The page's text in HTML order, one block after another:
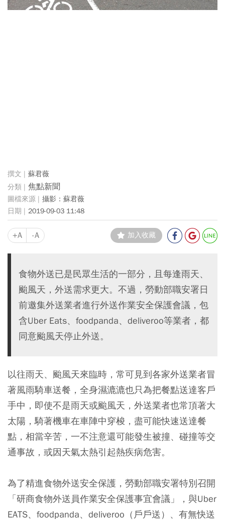
蘇君薇
焦點新聞
攝影：蘇君薇
2019-09-03 11:48
+A -A 加入收藏
食物外送已是民眾生活的一部分，且每逢雨天、
颱風天，外送需求更大。不過，勞動部職安署日
前邀集外送業者進行外送作業安全保護會議，包
含Uber Eats、foodpanda、deliveroo等業者，都
同意颱風天停止外送。
以往雨天、颱風天來臨時，常可見到各家外送業者冒
著風雨騎車送餐，全身濕漉漉也只為把餐點送達客戶
手中，即使不是雨天或颱風天，外送業者也常頂著大
太陽，騎著機車在車陣中穿梭，盡可能快速送達餐
點，相當辛苦，一不注意還可能發生被撞、碰撞等交
通事故，或因天氣太熱引起熱疾病危害。
為了精進食物外送安全保護，勞動部職安署特別召開
「研商食物外送員作業安全保護事宜會議」，與Uber
EATS、foodpanda、deliveroo（戶戶送）、有無快送